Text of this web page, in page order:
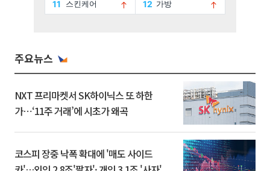
주요뉴스
NXT 프리마켓서 SK하이닉스 또 하한
가⋯‘11주 거래’에 시초가 왜곡
코스피 장중 낙폭 확대에 '매도 사이드